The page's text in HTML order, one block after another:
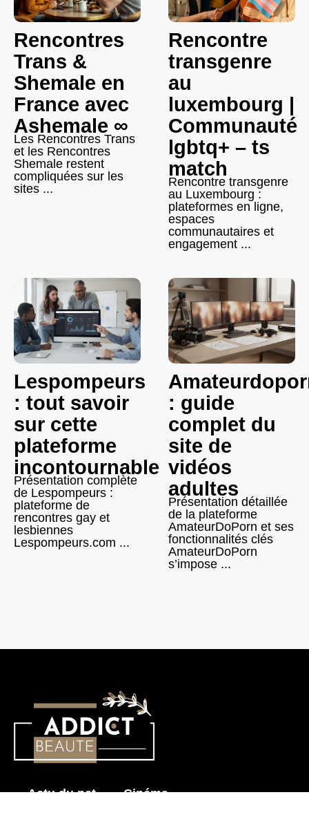
Rencontres
Trans &
Shemale en
France avec
Ashemale ∞
Les Rencontres Trans
et les Rencontres
Shemale restent
compliquées sur les
sites ...
Rencontre
transgenre
au
luxembourg |
Communauté
lgbtq+ – ts
match
Rencontre transgenre
au Luxembourg :
plateformes en ligne,
espaces
communautaires et
engagement ...
Lespompeurs
: tout savoir
sur cette
plateforme
incontournable
Présentation complète
de Lespompeurs :
plateforme de
rencontres gay et
lesbiennes
Lespompeurs.com ...
: guide
complet du
site de
vidéos
adultes
Présentation détaillée
de la plateforme
AmateurDoPorn et ses
fonctionnalités clés
AmateurDoPorn
s’impose ...
Actu du net Cinéma